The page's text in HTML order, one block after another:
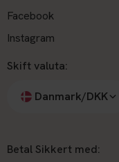
Facebook
Instagram
Skift valuta:
Danmark/DKK
Betal Sikkert med: